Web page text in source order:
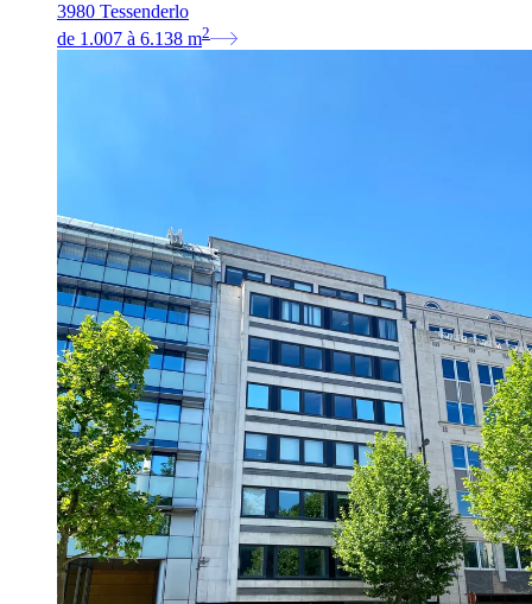
3980 Tessenderlo
de 1.007 à 6.138 m2